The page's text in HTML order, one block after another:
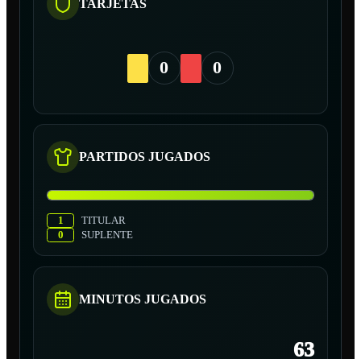
TARJETAS
0 0
PARTIDOS JUGADOS
1
TITULAR
0
SUPLENTE
MINUTOS JUGADOS
63